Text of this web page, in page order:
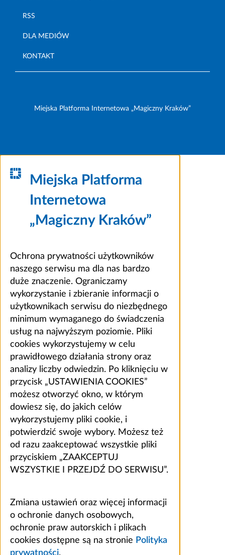
RSS
DLA MEDIÓW
KONTAKT
Miejska Platforma Internetowa „Magiczny Kraków”
Miejska Platforma
Internetowa
„Magiczny Kraków”
Ochrona prywatności użytkowników
naszego serwisu ma dla nas bardzo
duże znaczenie. Ograniczamy
wykorzystanie i zbieranie informacji o
użytkownikach serwisu do niezbędnego
minimum wymaganego do świadczenia
usług na najwyższym poziomie. Pliki
cookies wykorzystujemy w celu
prawidłowego działania strony oraz
analizy liczby odwiedzin. Po kliknięciu w
przycisk „USTAWIENIA COOKIES”
możesz otworzyć okno, w którym
dowiesz się, do jakich celów
wykorzystujemy pliki cookie, i
potwierdzić swoje wybory. Możesz też
od razu zaakceptować wszystkie pliki
przyciskiem „ZAAKCEPTUJ
WSZYSTKIE I PRZEJDŹ DO SERWISU”.
Zmiana ustawień oraz więcej informacji
o ochronie danych osobowych,
ochronie praw autorskich i plikach
cookies dostępne są na stronie Polityka
prywatności.